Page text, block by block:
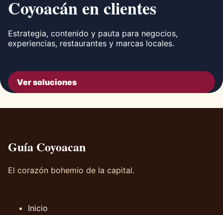
Coyoacán en clientes
Estrategia, contenido y pauta para negocios,
experiencias, restaurantes y marcas locales.
Ver soluciones
Guía Coyoacan
El corazón bohemio de la capital.
Inicio